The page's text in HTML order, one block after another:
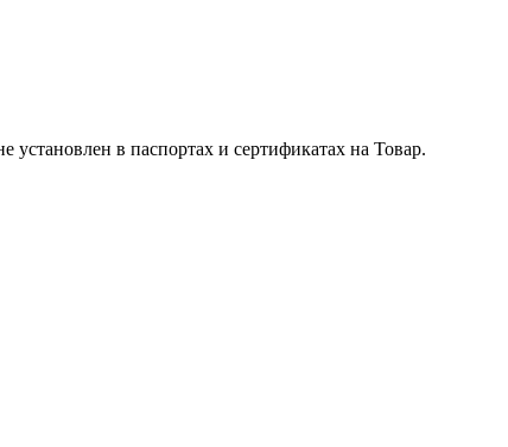
в паспортах и сертификатах на Товар.